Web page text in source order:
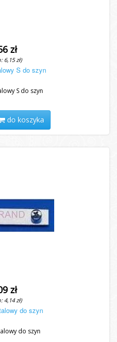
zł
6,15 zł)
S do szyn
S do szyn
do koszyka
zł
4,14 zł)
do szyn
do szyn